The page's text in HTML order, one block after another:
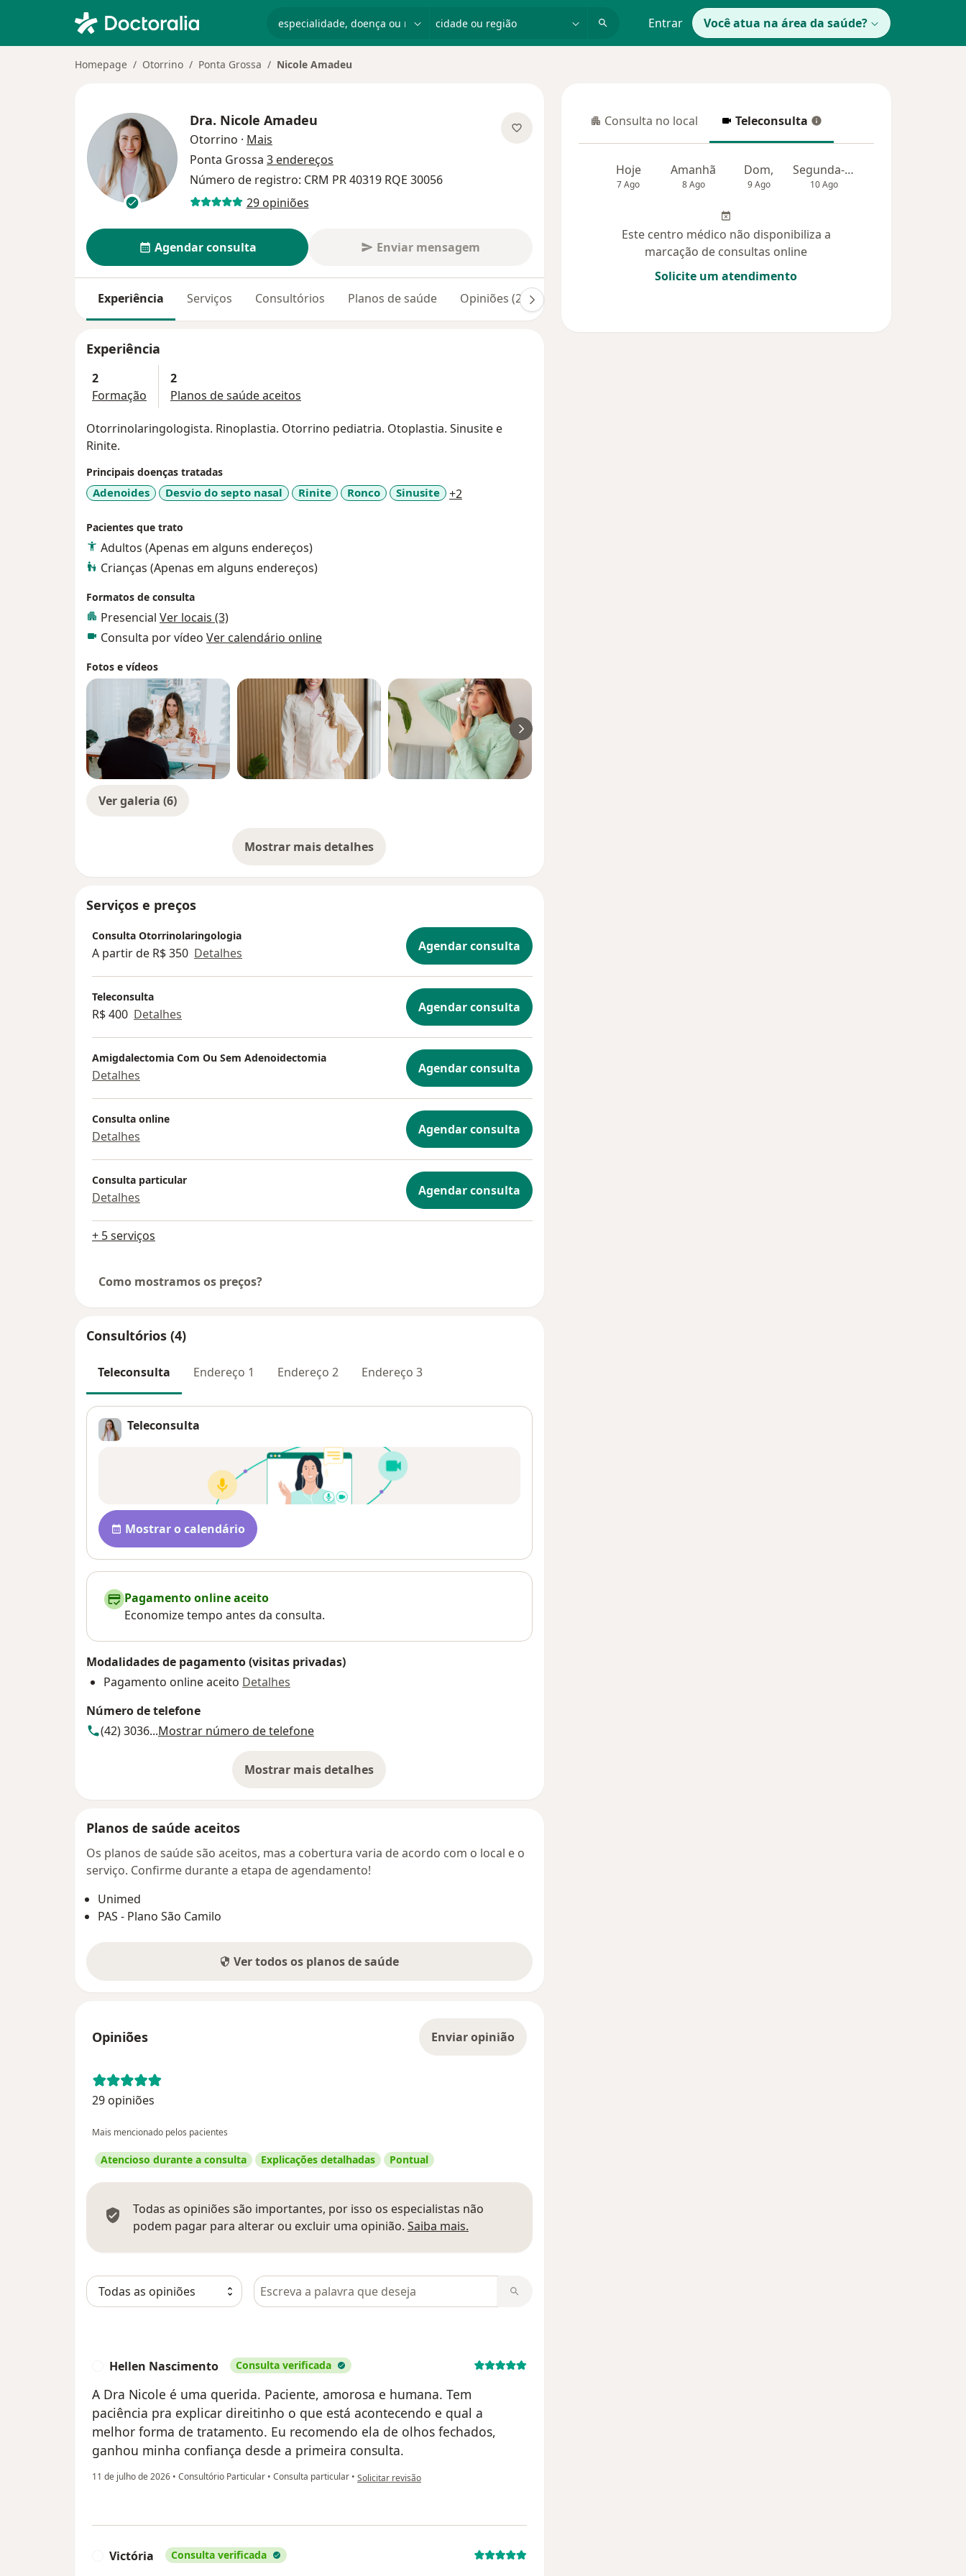
Entrar Você atua na área da saúde?
Homepage Otorrino Ponta Grossa Nicole Amadeu
Dra. Nicole Amadeu
Otorrino · Mais
Ponta Grossa 3 endereços
Número de registro: CRM PR 40319 RQE 30056
29 opiniões
Agendar consulta Enviar mensagem
Experiência Serviços Consultórios Planos de saúde Opiniões (29)
Experiência
2
Formação
2
Planos de saúde aceitos
Otorrinolaringologista. Rinoplastia. Otorrino pediatria. Otoplastia. Sinusite e
Rinite.
Principais doenças tratadas
Adenoides Desvio do septo nasal Rinite Ronco Sinusite +2
Pacientes que trato
Adultos (Apenas em alguns endereços)
Crianças (Apenas em alguns endereços)
Formatos de consulta
Presencial Ver locais (3)
Consulta por vídeo Ver calendário online
Fotos e vídeos
Ver galeria (6)
Mostrar mais detalhes
sobre a experiência
Serviços e preços
Consulta Otorrinolaringologia
A partir de R$ 350 Detalhes Agendar consulta
Teleconsulta
R$ 400 Detalhes Agendar consulta
Amigdalectomia Com Ou Sem Adenoidectomia
Detalhes Agendar consulta
Consulta online
Detalhes Agendar consulta
Consulta particular
Detalhes Agendar consulta
+ 5 serviços
Como mostramos os preços?
Consultórios (4)
Teleconsulta Endereço 1 Endereço 2 Endereço 3
Teleconsulta
Disponibilidade
Mostrar o calendário
Pagamento online aceito
Economize tempo antes da consulta.
Modalidades de pagamento (visitas privadas)
Pagamento online aceito Detalhes
Número de telefone
(42) 3036...Mostrar número de telefone
Mostrar mais detalhes
sobre o endereço
Planos de saúde aceitos
Os planos de saúde são aceitos, mas a cobertura varia de acordo com o local e o
serviço. Confirme durante a etapa de agendamento!
Unimed
PAS - Plano São Camilo
Ver todos os planos de saúde
Opiniões Enviar opinião
29 opiniões
Mais mencionado pelos pacientes
Atencioso durante a consulta Explicações detalhadas Pontual
Todas as opiniões são importantes, por isso os especialistas não
podem pagar para alterar ou excluir uma opinião. Saiba mais.
Pesquisar em opiniões
Hellen Nascimento Consulta verificada
A Dra Nicole é uma querida. Paciente, amorosa e humana. Tem
paciência pra explicar direitinho o que está acontecendo e qual a
melhor forma de tratamento. Eu recomendo ela de olhos fechados,
ganhou minha confiança desde a primeira consulta.
11 de julho de 2026 • Consultório Particular • Consulta particular • na opinião do utilizador Hellen Nascimento
Solicitar revisão
Victória Consulta verificada
Consulta no local
Consulta no local Teleconsulta
Teleconsulta
Hoje
7 Ago
Amanhã
8 Ago
Dom,
9 Ago
Segunda-feira
10 Ago
Este centro médico não disponibiliza a
marcação de consultas online
Solicite um atendimento